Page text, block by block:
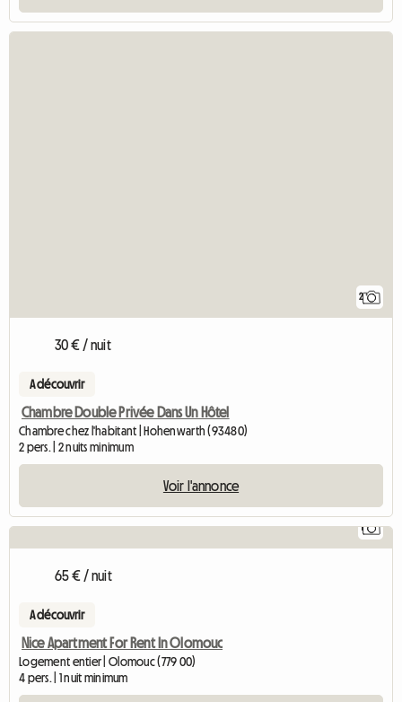
2
30 € / nuit
A découvrir
Chambre Double Privée Dans Un Hôtel
Chambre chez l'habitant | Hohenwarth (93480)
2 pers. | 2 nuits minimum
Voir l'annonce
1
65 € / nuit
A découvrir
Nice Apartment For Rent In Olomouc
Logement entier | Olomouc (779 00)
4 pers. | 1 nuit minimum